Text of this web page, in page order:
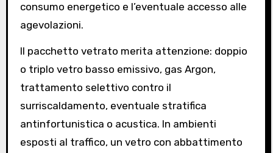
consumo energetico e l’eventuale accesso alle
agevolazioni.
Il pacchetto vetrato merita attenzione: doppio
o triplo vetro basso emissivo, gas Argon,
trattamento selettivo contro il
surriscaldamento, eventuale stratifica
antinfortunistica o acustica. In ambienti
esposti al traffico, un vetro con abbattimento